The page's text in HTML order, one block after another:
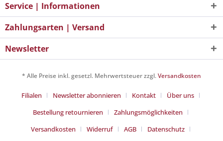
Service | Informationen
Zahlungsarten | Versand
Newsletter
* Alle Preise inkl. gesetzl. Mehrwertsteuer zzgl.Versandkosten
Filialen Newsletter abonnieren Kontakt
Über uns
Bestellung retournieren
Zahlungsmöglichkeiten
Versandkosten
Widerruf AGB
Datenschutz